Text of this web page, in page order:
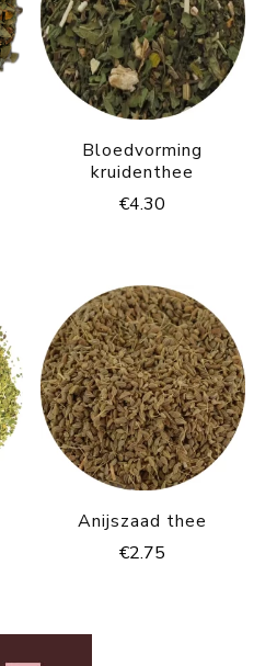
Bloedvorming
kruidenthee
€4.30
Anijszaad thee
€2.75